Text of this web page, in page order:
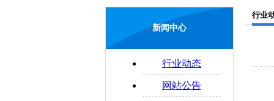
企业物流运输的法律问题
新闻中心
行业动态
网站公告
行业